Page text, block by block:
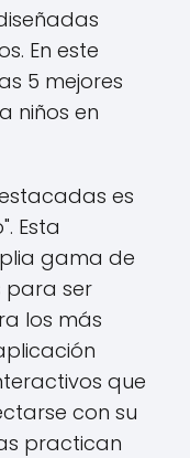
En este
5 mejores
niños en
es
Esta
gama de
para ser
los más
que
con su
practican